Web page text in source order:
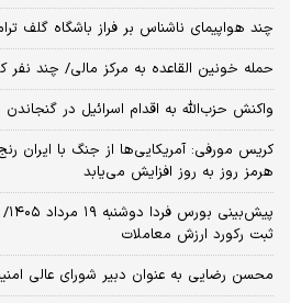
چند هواپیمای ناشناس بر فراز باشگاه گلف
حمله خونین القاعده به مرکز مالی/ چند نفر
واکنش حزب‌الله به اقدام اسرائیل در
کریس مورفی: آمریکایی‌ها از جنگ با ایران
هرمز روز به روز افزایش می‌یابد
ثبت رکورد ارزش معاملات
محسن رضایی به عنوان دبیر شورای عالی